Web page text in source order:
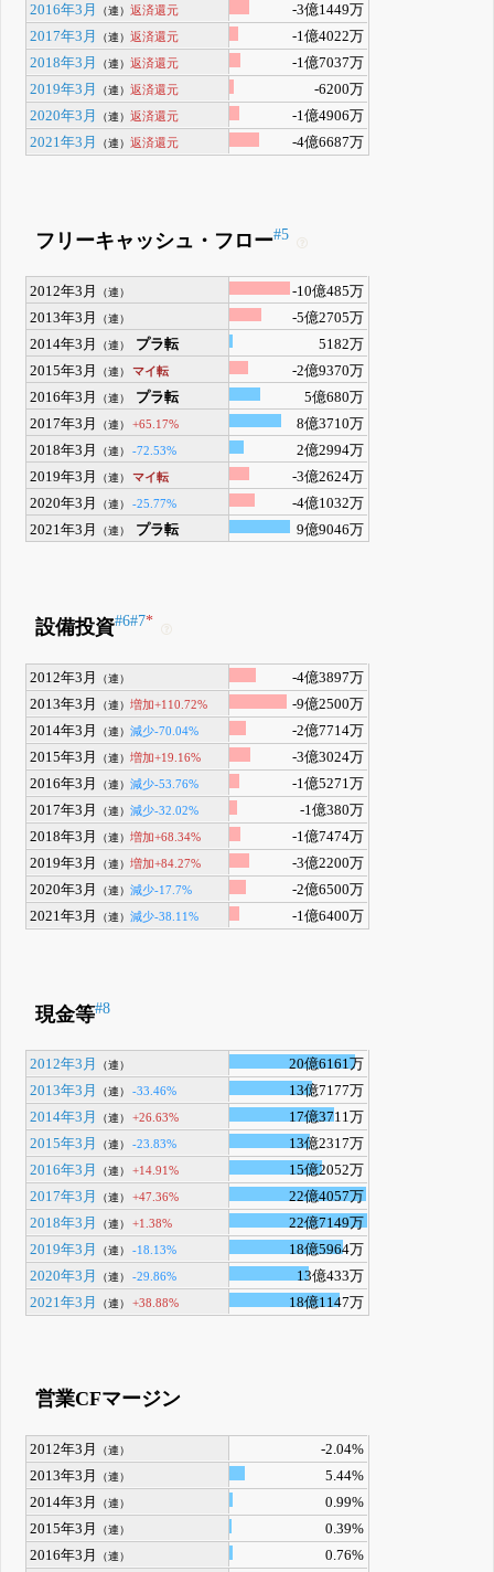
2016年3月 （連）返済還元
-3億1449万
2017年3月
（連）返済還元
-1億4022万
2018年3月
（連）返済還元
-1億7037万
2019年3月
（連）返済還元
-6200万
2020年3月
（連）返済還元
-1億4906万
2021年3月
（連）返済還元 -4億6687万
フリーキャッシュ・フロー#5
2012年3月 （連）
-10億485万
2013年3月
（連）
-5億2705万
2014年3月
（連） プラ転
5182万
2015年3月
（連） マイ転
-2億9370万
2016年3月
（連） プラ転
5億680万
2017年3月
（連） +65.17%
8億3710万
2018年3月
（連） -72.53%
2億2994万
2019年3月
（連） マイ転
-3億2624万
2020年3月
（連） -25.77%
-4億1032万
2021年3月
（連） プラ転 9億9046万
設備投資#6#7*
2012年3月 （連）
-4億3897万
2013年3月
（連）増加+110.72%
-9億2500万
2014年3月
（連）減少-70.04%
-2億7714万
2015年3月
（連）増加+19.16%
-3億3024万
2016年3月
（連）減少-53.76%
-1億5271万
2017年3月
（連）減少-32.02%
-1億380万
2018年3月
（連）増加+68.34%
-1億7474万
2019年3月
（連）増加+84.27%
-3億2200万
2020年3月
（連）減少-17.7%
-2億6500万
2021年3月
（連）減少-38.11% -1億6400万
現金等#8
2012年3月 （連）
20億6161万
2013年3月
（連） -33.46%
13億7177万
2014年3月
（連） +26.63%
17億3711万
2015年3月
（連） -23.83%
13億2317万
2016年3月
（連） +14.91%
15億2052万
2017年3月
（連） +47.36%
22億4057万
2018年3月
（連） +1.38%
22億7149万
2019年3月
（連） -18.13%
18億5964万
2020年3月
（連） -29.86%
13億433万
2021年3月
（連） +38.88% 18億1147万
営業CFマージン
2012年3月 （連）
-2.04%
2013年3月
（連）
5.44%
2014年3月
（連）
0.99%
2015年3月
（連）
0.39%
2016年3月
（連）
0.76%